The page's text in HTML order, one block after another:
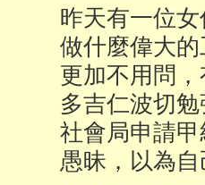
昨天有一位
做什麼偉大
更加不用問
多吉仁波切
社會局申請
愚昧，以為